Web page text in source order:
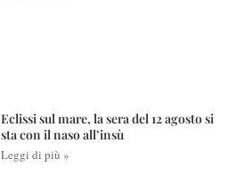
Eclissi sul mare, la sera del 12 agosto si
sta con il naso all’insù
Leggi di più »